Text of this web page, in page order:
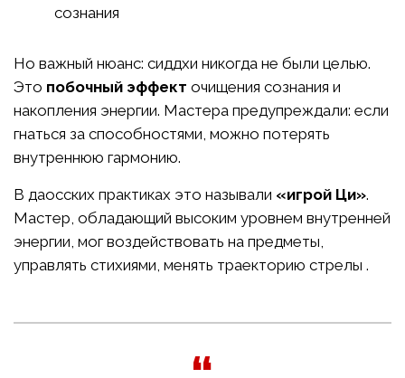
сознания
Но важный нюанс: сиддхи никогда не были целью.
Это побочный эффект очищения сознания и
накопления энергии. Мастера предупреждали: если
гнаться за способностями, можно потерять
внутреннюю гармонию.
В даосских практиках это называли «игрой Ци».
Мастер, обладающий высоким уровнем внутренней
энергии, мог воздействовать на предметы,
управлять стихиями, менять траекторию стрелы .